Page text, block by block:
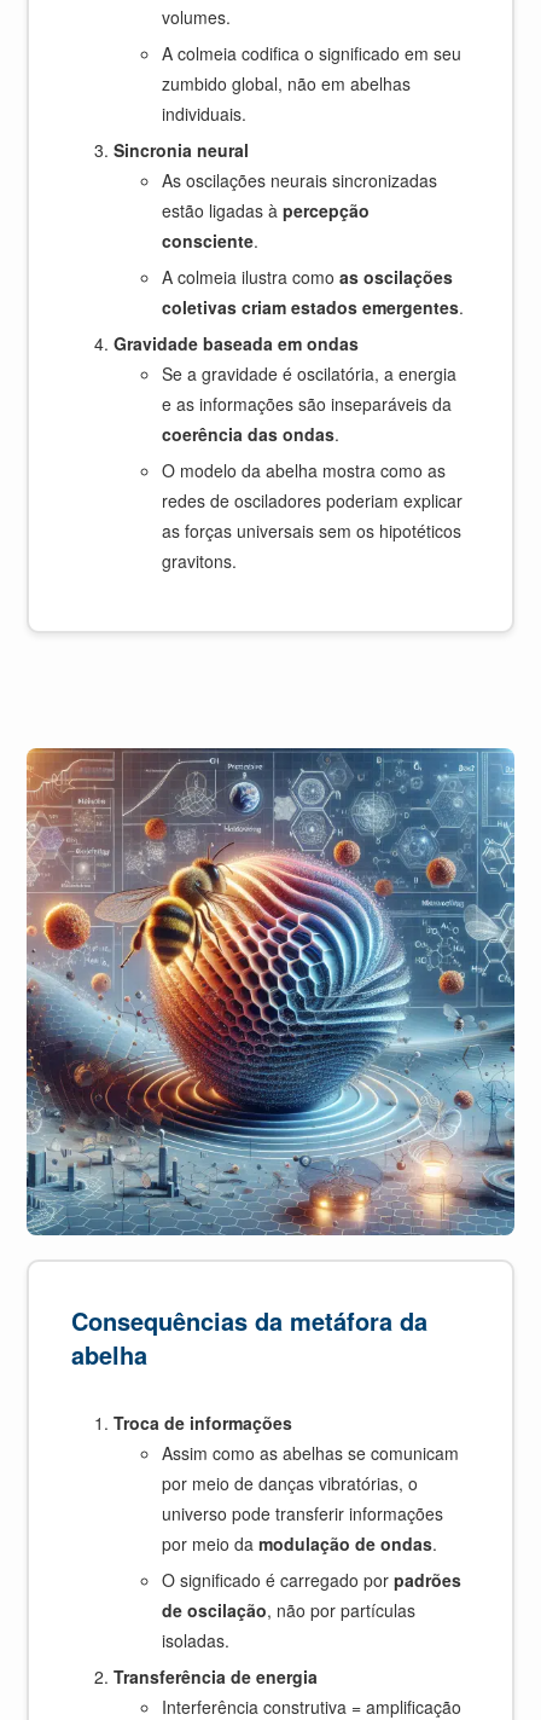
volumes.
A colmeia codifica o significado em seu
zumbido global, não em abelhas
individuais.
Sincronia neural
As oscilações neurais sincronizadas
estão ligadas àpercepção
consciente.
A colmeia ilustra comoas oscilações
coletivas criam estados emergentes.
Gravidade baseada em ondas
Se a gravidade é oscilatória, a energia
e as informações são inseparáveis da
coerência das ondas.
O modelo da abelha mostra como as
redes de osciladores poderiam explicar
as forças universais sem os hipotéticos
gravitons.
Consequências da metáfora da
abelha
Troca de informações
Assim como as abelhas se comunicam
por meio de danças vibratórias, o
universo pode transferir informações
por meio damodulação de ondas.
O significado é carregado porpadrões
de oscilação, não por partículas
isoladas.
Transferência de energia
Interferência construtiva = amplificação